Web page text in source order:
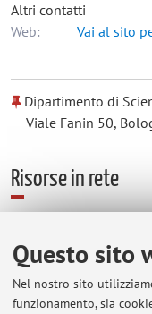
Questo sito
Nel nostro sito
funzionamento, sia
Altri contatti
Web:
Vai al sito
Dipartimento di
Viale Fanin 50,
Risorse in rete
Orario di